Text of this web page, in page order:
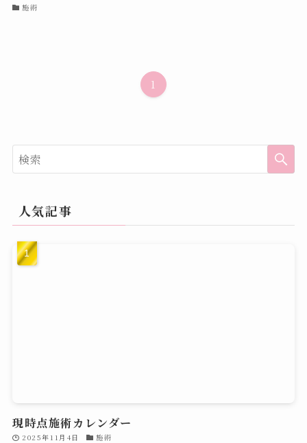
施術
1
人気記事
現時点施術カレンダー
2025年11月4日 施術